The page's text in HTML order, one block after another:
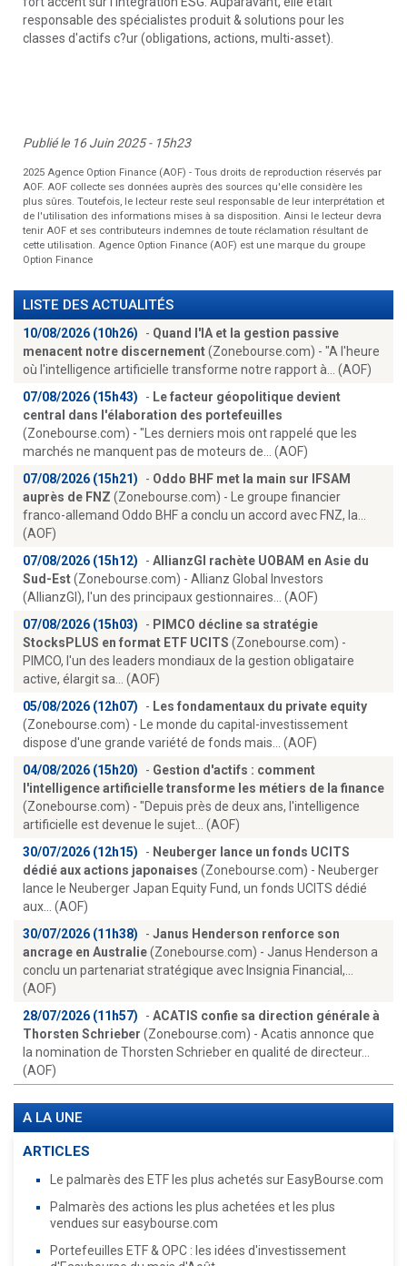
responsable des spécialistes produit & solutions pour les
classes d'actifs c?ur (obligations, actions, multi-asset).
Publié le 16 Juin 2025 - 15h23
2025 Agence Option Finance (AOF) - Tous droits de reproduction réservés par
AOF. AOF collecte ses données auprès des sources qu'elle considère les
plus sûres. Toutefois, le lecteur reste seul responsable de leur interprétation et
de l'utilisation des informations mises à sa disposition. Ainsi le lecteur devra
tenir AOF et ses contributeurs indemnes de toute réclamation résultant de
cette utilisation. Agence Option Finance (AOF) est une marque du groupe
Option Finance
LISTE DES ACTUALITÉS
10/08/2026 (10h26) - Quand l'IA et la gestion passive
menacent notre discernement(Zonebourse.com) - "A l'heure
où l'intelligence artificielle transforme notre rapport à... (AOF)
07/08/2026 (15h43)
- Le facteur géopolitique devient
central dans l'élaboration des portefeuilles
(Zonebourse.com) - "Les derniers mois ont rappelé que les
marchés ne manquent pas de moteurs de... (AOF)
07/08/2026 (15h21)
- Oddo BHF met la main sur IFSAM
auprès de FNZ (Zonebourse.com) - Le groupe financier
franco-allemand Oddo BHF a conclu un accord avec FNZ, la...
(AOF)
07/08/2026 (15h12)
- AllianzGI rachète UOBAM en Asie du
Sud-Est(Zonebourse.com) - Allianz Global Investors
(AllianzGI), l'un des principaux gestionnaires... (AOF)
07/08/2026 (15h03)
- PIMCO décline sa stratégie
StocksPLUS en format ETF UCITS (Zonebourse.com) -
PIMCO, l'un des leaders mondiaux de la gestion obligataire
active, élargit sa... (AOF)
05/08/2026 (12h07)
- Les fondamentaux du private equity
(Zonebourse.com) - Le monde du capital-investissement
dispose d'une grande variété de fonds mais... (AOF)
04/08/2026 (15h20)
- Gestion d'actifs : comment
l'intelligence artificielle transforme les métiers de la finance
(Zonebourse.com) - "Depuis près de deux ans, l'intelligence
artificielle est devenue le sujet... (AOF)
30/07/2026 (12h15)
- Neuberger lance un fonds UCITS
dédié aux actions japonaises (Zonebourse.com) - Neuberger
lance le Neuberger Japan Equity Fund, un fonds UCITS dédié
aux... (AOF)
30/07/2026 (11h38)
- Janus Henderson renforce son
ancrage en Australie(Zonebourse.com) - Janus Henderson a
conclu un partenariat stratégique avec Insignia Financial,...
(AOF)
28/07/2026 (11h57)
- ACATIS confie sa direction générale à
Thorsten Schrieber (Zonebourse.com) - Acatis annonce que
la nomination de Thorsten Schrieber en qualité de directeur...
(AOF)
A LA UNE
ARTICLES
Le palmarès des ETF les plus achetés sur EasyBourse.com
Palmarès des actions les plus achetées et les plus
vendues sur easybourse.com
Portefeuilles ETF & OPC : les idées d'investissement